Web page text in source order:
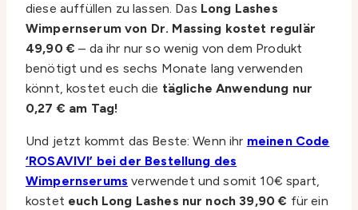
diese auffüllen zu lassen. Das Long Lashes
Wimpernserum von Dr. Massing kostet regulär
49,90 € – da ihr nur so wenig von dem Produkt
benötigt und es sechs Monate lang verwenden
könnt, kostet euch die tägliche Anwendung nur
0,27 € am Tag!
Und jetzt kommt das Beste: Wenn ihr meinen Code
‘ROSAVIVI’ bei der Bestellung des
Wimpernserums verwendet und somit 10€ spart,
kostet euch Long Lashes nur noch 39,90 € für ein